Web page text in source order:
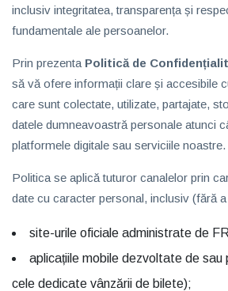
inclusiv integritatea, transparența și
fundamentale ale persoanelor.
Prin prezenta Politică de
să vă ofere informații clare și accesibile
care sunt colectate, utilizate, partajate,
datele dumneavoastră personale atunci
platformele digitale sau serviciile noastre.
Politica se aplică tuturor canalelor prin
date cu caracter personal, inclusiv (fără
site-urile oficiale administrate de
aplicațiile mobile dezvoltate de sau
cele dedicate vânzării de bilete);